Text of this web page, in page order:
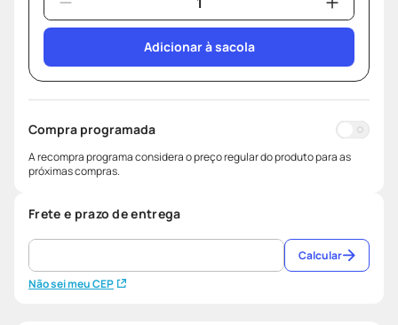
Adicionar à sacola
Compra programada
A recompra programa considera o preço regular do produto para as
próximas compras.
Frete e prazo de entrega
Não sei meu CEP
Calcular